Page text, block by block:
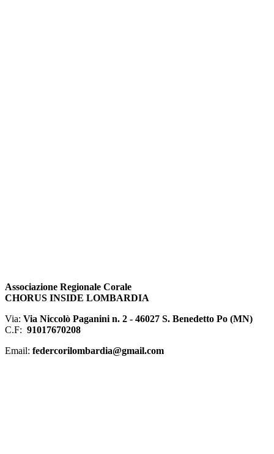
Associazione Regionale Corale
CHORUS INSIDE LOMBARDIA
Via: Via Niccolò Paganini n. 2 - 46027 S. Benedetto Po (MN)
C.F: 91017670208
Email: federcorilombardia@gmail.com